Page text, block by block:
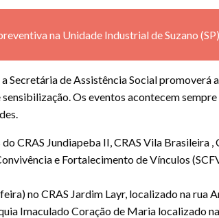
na Unidade Industrial de Suzano (SP)
Secretária de Assistência Social promoverá
Os eventos acontecem
CRAS Jundiapeba II, CRAS Vila Brasileira ,
e Fortalecimento de Vínculos
no CRAS Jardim Layr, localizado na rua
Imaculado Coração de Maria localizado